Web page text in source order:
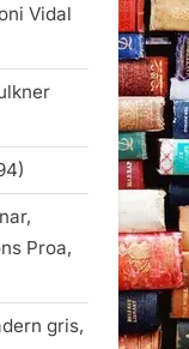
Vidal
Proa,
gris,